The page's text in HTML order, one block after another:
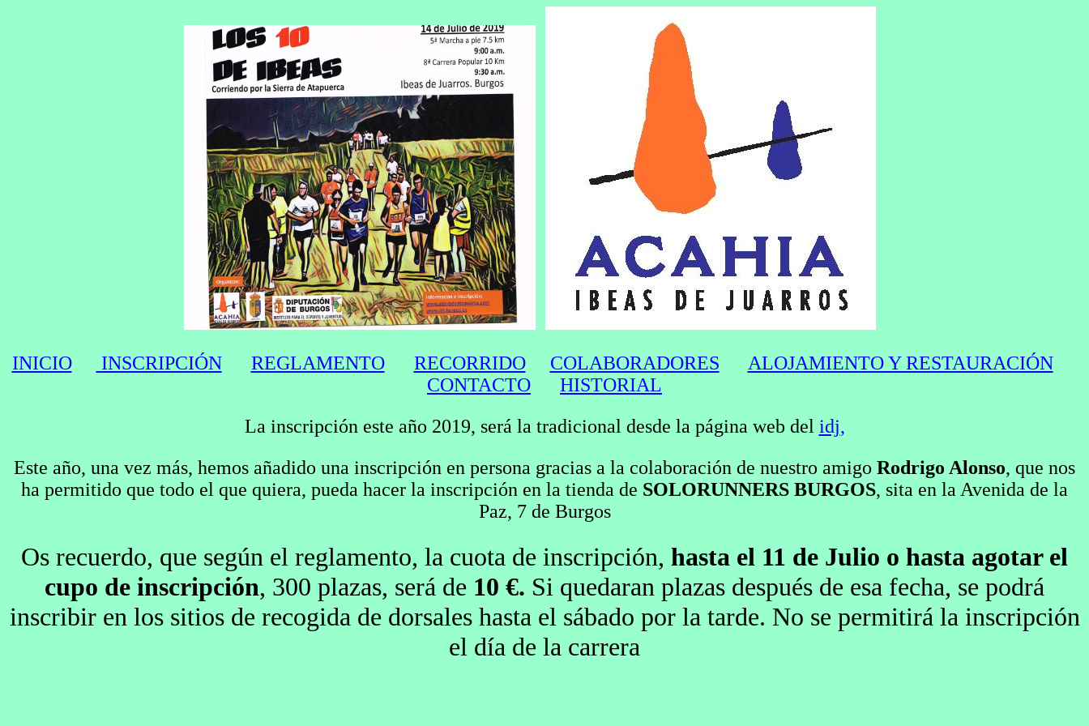
INICIO INSCRIPCIÓN REGLAMENTO RECORRIDO COLABORADORES
ALOJAMIENTO Y RESTAURACIÓN
CONTACTO
HISTORIAL
La inscripción este año 2019, será la tradicional desde la página web del idj,
Este año, una vez más, hemos añadido una inscripción en persona gracias a la colaboración de nuestro amigo Rodrigo Alonso, que nos
ha permitido que todo el que quiera, pueda hacer la inscripción en la tienda de SOLORUNNERS BURGOS, sita en la Avenida de la
Paz, 7 de Burgos
Os recuerdo, que según el reglamento, la cuota de inscripción, hasta el 11 de Julio o hasta agotar el
cupo de inscripción, 300 plazas, será de 10 €. Si quedaran plazas después de esa fecha, se podrá
inscribir en los sitios de recogida de dorsales hasta el sábado por la tarde. No se permitirá la inscripción
el día de la carrera